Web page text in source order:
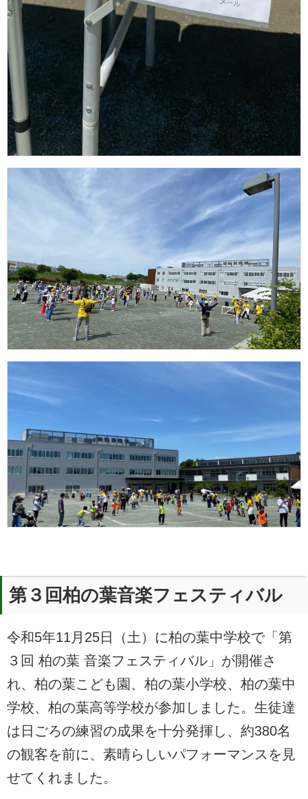
第３回柏の葉音楽フェスティバル
令和5年11月25日（土）に柏の葉中学校で「第
３回 柏の葉 音楽フェスティバル」が開催さ
れ、柏の葉こども園、柏の葉小学校、柏の葉中
学校、柏の葉高等学校が参加しました。生徒達
は日ごろの練習の成果を十分発揮し、約380名
の観客を前に、素晴らしいパフォーマンスを見
せてくれました。